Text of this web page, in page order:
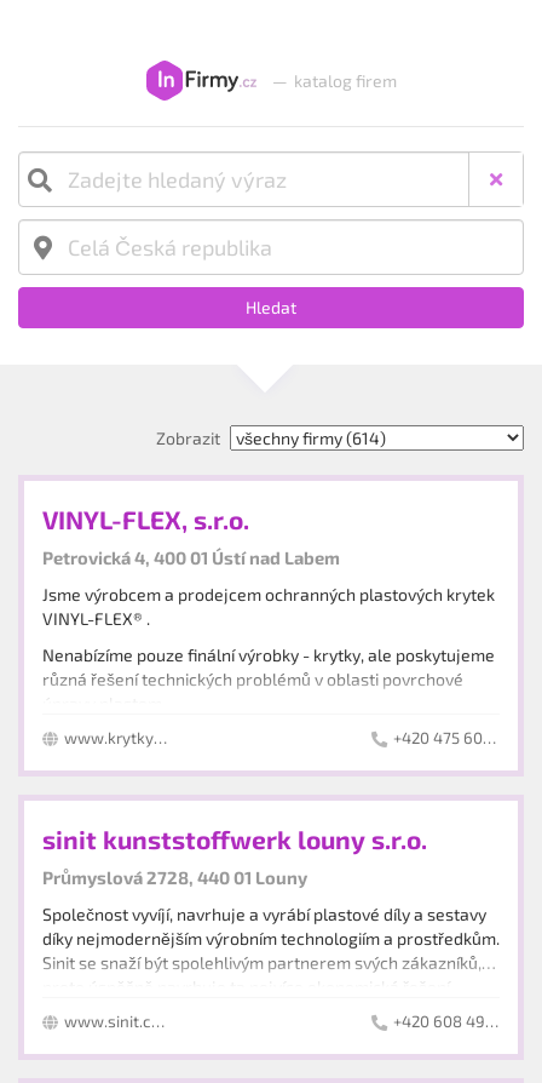
— katalog firem
Hledat
Zobrazit
VINYL-FLEX, s.r.o.
Petrovická 4, 400 01 Ústí nad Labem
Jsme výrobcem a prodejcem ochranných plastových krytek
VINYL-FLEX® .
Nenabízíme pouze finální výrobky - krytky, ale poskytujeme
různá řešení technických problémů v oblasti povrchové
úpravy plastem.
Nabízíme také výrobu prototypů, Vámi zadaných výrobků.
www.krytky-vinylflex.cz +420 475 601 390
sinit kunststoffwerk louny s.r.o.
Průmyslová 2728, 440 01 Louny
Společnost vyvíjí, navrhuje a vyrábí plastové díly a sestavy
díky nejmodernějším výrobním technologiím a prostředkům.
Sinit se snaží být spolehlivým partnerem svých zákazníků,
proto úspěšně navrhuje ta nejvíce ekonomická řešení
projektů. Práci v Sinit nalezly již desítky spokojených
zaměstnanců, kteří neustále zlepšují chod společnosti.
www.sinit.com +420 608 499 256